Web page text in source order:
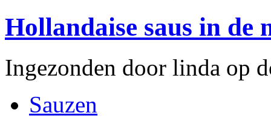
Hollandaise saus in de
Ingezonden door linda op
Sauzen